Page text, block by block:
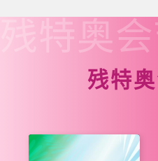
残特
残特奥会